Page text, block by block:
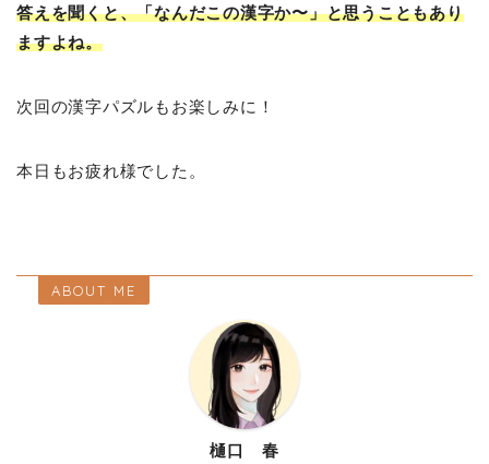
答えを聞くと、「なんだこの漢字か〜」と思うこともあり
ますよね。
次回の漢字パズルもお楽しみに！
本日もお疲れ様でした。
ABOUT ME
樋口 春